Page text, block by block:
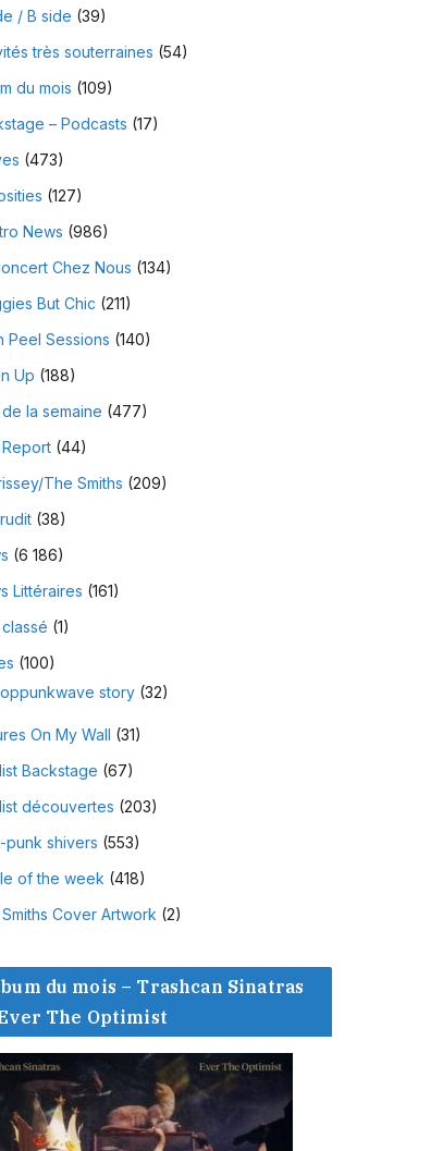
/ B side (39)
très souterraines (54)
du mois (109)
– Podcasts (17)
(473)
(127)
News (986)
Chez Nous (134)
But Chic (211)
Peel Sessions (140)
Up (188)
la semaine (477)
(44)
The Smiths (209)
(38)
(6 186)
Littéraires (161)
(1)
(100)
story(32)
On My Wall (31)
Backstage (67)
découvertes (203)
punk shivers (553)
of the week (418)
Cover Artwork (2)
du mois – Trashcan Sinatras
The Optimist